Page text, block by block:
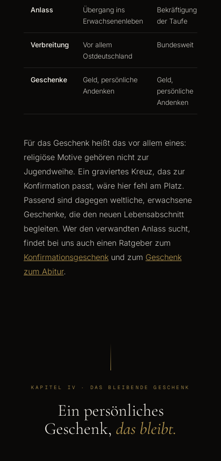
Anlass
Übergang ins
Erwachsenenleben
Bekräftigung
der Taufe
Verbreitung
Vor allem
Ostdeutschland
Bundesweit
Geschenke
Geld, persönliche
Andenken
Geld,
persönliche
Andenken
Für das Geschenk heißt das vor allem eines:
religiöse Motive gehören nicht zur
Jugendweihe. Ein graviertes Kreuz, das zur
Konfirmation passt, wäre hier fehl am Platz.
Passend sind dagegen weltliche, erwachsene
Geschenke, die den neuen Lebensabschnitt
begleiten. Wer den verwandten Anlass sucht,
findet bei uns auch einen Ratgeber zum
Konfirmationsgeschenk und zum Geschenk
zum Abitur.
KAPITEL IV · DAS BLEIBENDE GESCHENK
Ein persönliches
Geschenk, das bleibt.